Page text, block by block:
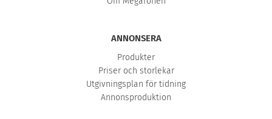
ANNONSERA
Produkter
Priser och storlekar
Utgivningsplan för tidning
Annonsproduktion